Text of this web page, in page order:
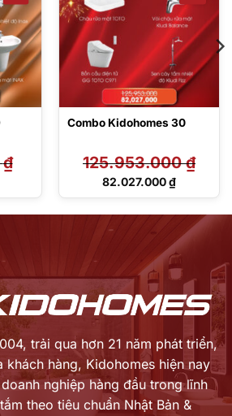
₫
Combo Kidohomes 30
125.953.000₫
Giá
125.953.000 ₫.
82.027.000₫
Giá
82.027.000 ₫.
trải qua hơn 21 năm phát triển,
khách hàng, Kidohomes hiện nay
nghiệp hàng đầu trong lĩnh
theo tiêu chuẩn Nhật Bản &